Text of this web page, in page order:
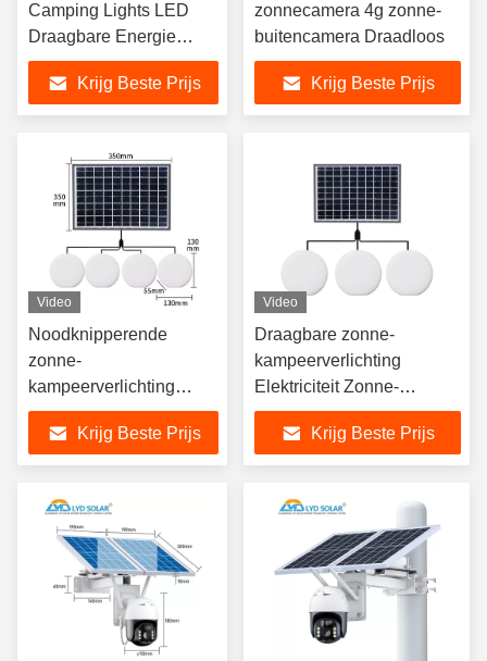
Camping Lights LED
Draagbare Energie
Solar Oplaadbare
LantaarnKrijg Beste Prijs
zonnecamera 4g zonne-
buitencamera Draadloos
Krijg Beste Prijs
Video
Noodknipperende
zonne-
kampeerverlichting
Draagbaar 4 stuks
Krijg Beste Prijs
Video
Draagbare zonne-
kampeerverlichting
Elektriciteit Zonne-
batterijlantaarn
Krijg Beste Prijs